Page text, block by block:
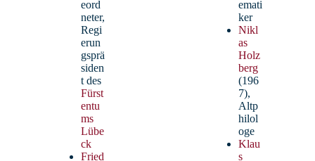
Bohlens, Daniel – StR
eord
neter,
Regi
erun
gsprä
siden
t des
Fürst
entu
ms
Lübe
ck
Fried
emati
ker
Nikl
as
Holz
berg
(196
7),
Altp
hilol
oge
Klau
s